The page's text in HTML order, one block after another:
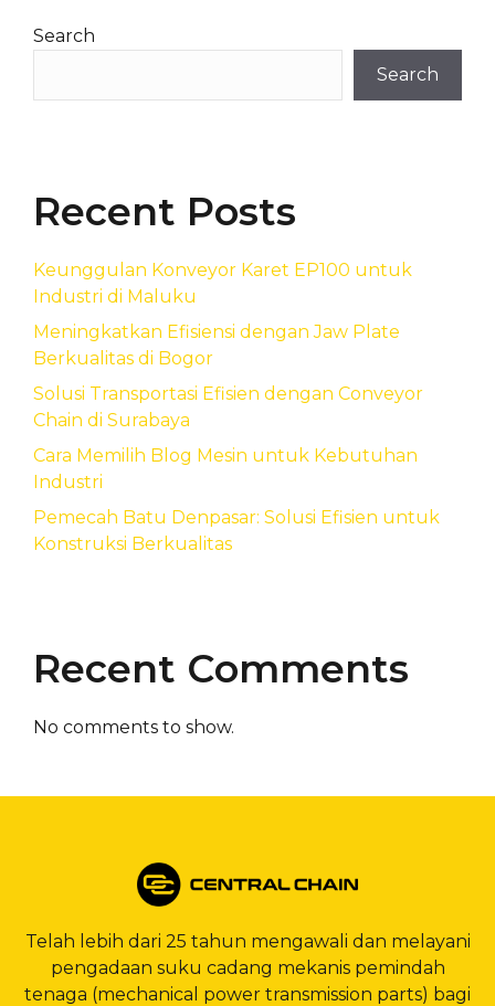
Search
Search
Recent Posts
Keunggulan Konveyor Karet EP100 untuk
Industri di Maluku
Meningkatkan Efisiensi dengan Jaw Plate
Berkualitas di Bogor
Solusi Transportasi Efisien dengan Conveyor
Chain di Surabaya
Cara Memilih Blog Mesin untuk Kebutuhan
Industri
Pemecah Batu Denpasar: Solusi Efisien untuk
Konstruksi Berkualitas
Recent Comments
No comments to show.
Telah lebih dari 25 tahun mengawali dan melayani
pengadaan suku cadang mekanis pemindah
tenaga (mechanical power transmission parts) bagi